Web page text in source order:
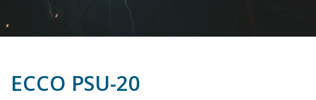
ECCO PSU-20